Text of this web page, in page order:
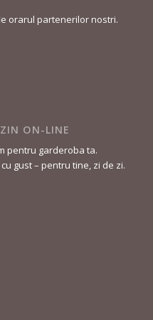
orarul partenerilor nostri.
ON-LINE
pentru garderoba ta.
gust – pentru tine, zi de zi.